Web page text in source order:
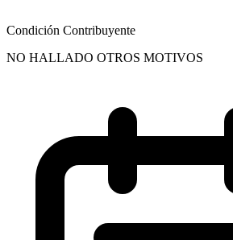
Condición Contribuyente
NO HALLADO OTROS MOTIVOS